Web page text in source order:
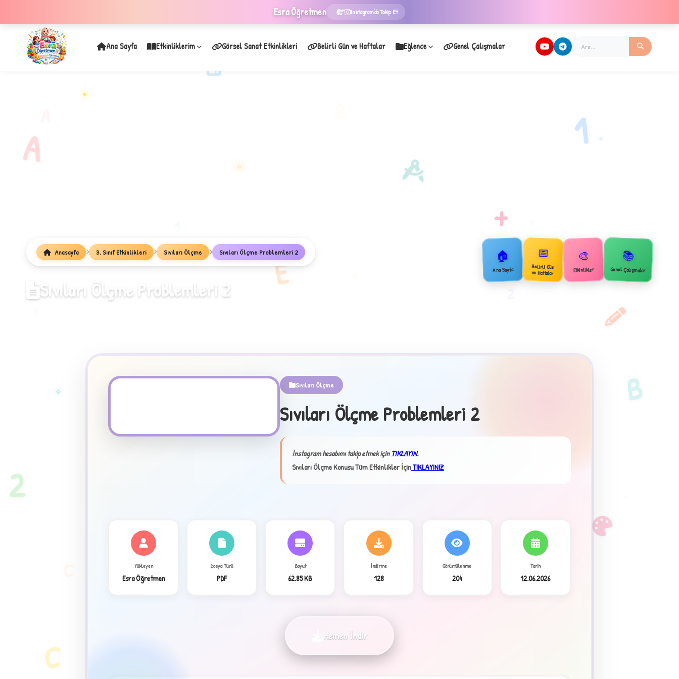
EsraÖğretmen Instagram'da Takip Et
✦
✧
✧
Ana Sayfa Etkinliklerim Görsel Sanat Etkinlikleri Belirli Gün ve Haftalar Eğlence Genel Çalışmalar
Anasayfa 3. Sınıf Etkinlikleri Sıvıları Ölçme Sıvıları Ölçme Problemleri 2
Sıvıları Ölçme Problemleri 2
🏠
Ana Sayfa
📅
Belirli Gün
ve Haftalar
🎨
Etkinlikler
📚
Genel Çalışmalar
Sıvıları Ölçme
Sıvıları Ölçme Problemleri 2
İnstagram hesabımı takip etmek içinTIKLAYIN.
Sıvıları Ölçme Konusu Tüm Etkinlikler İçinTIKLAYINIZ
Yükleyen
Esra Öğretmen
Dosya Türü
PDF
Boyut
62.85 KB
İndirme
128
Görüntülenme
204
Tarih
12.06.2026
Hemen İndir
A
B
C
E
1
2
+
★